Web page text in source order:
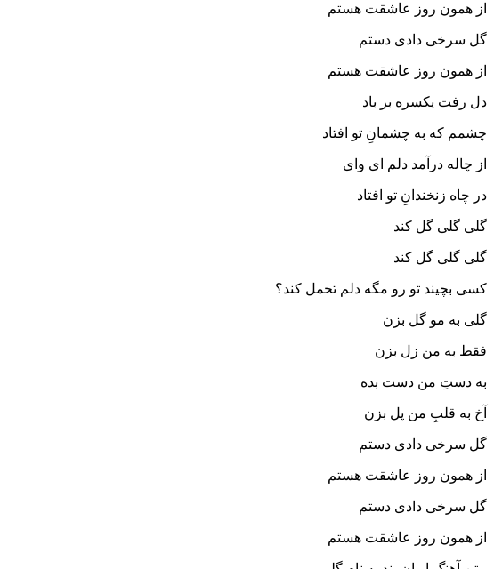
از همون روز عاشقت هستم
گل سرخی دادی دستم
از همون روز عاشقت هستم
دل رفت یکسره بر باد
چشمم که به چشمانِ تو افتاد
از چاله درآمد دلم ای وای
در چاه زنخندانِ تو افتاد
گلی گلی گل کند
گلی گلی گل کند
کسی بچیند تو رو مگه دلم تحمل کند؟
گلی به مو گل بزن
فقط به من زل بزن
به دستِ من دست بده
آخ به قلبِ من پل بزن
گل سرخی دادی دستم
از همون روز عاشقت هستم
گل سرخی دادی دستم
از همون روز عاشقت هستم